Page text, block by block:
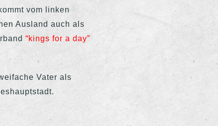
vom linken
Ausland auch als
“kings for a day”
Vater als